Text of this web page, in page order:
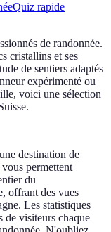
Quiz rapide
de randonnée.
cristallins et ses
de sentiers adaptés
expérimenté ou
voici une sélection
destination de
permettent
du
offrant des vues
Les statistiques
de visiteurs chaque